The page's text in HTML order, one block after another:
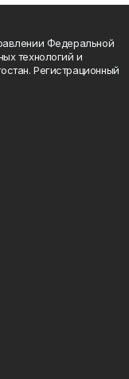
Федеральной
технологий и
Регистрационный